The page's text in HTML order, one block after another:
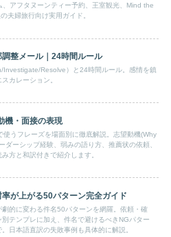
アフタヌーンティー予約、王室観光、Mind the
夫婦旅行向け実用ガイド。
整メール｜24時間ルール
Resolve）と24時間ルール。感情を鎮
カレーション。
機・面接の表現
うフレーズを場面別に徹底解説。志望動機(Why
ダーシップ経験、弱みの語り方、推薦状の依頼、
方と和訳付きで紹介します。
が上がる50パターン完全ガイド
的に変わる件名50パターンを網羅。依頼・確
テンプレに加え、件名で避けるべきNGパター
日本語直訳の失敗事例も具体的に解説。